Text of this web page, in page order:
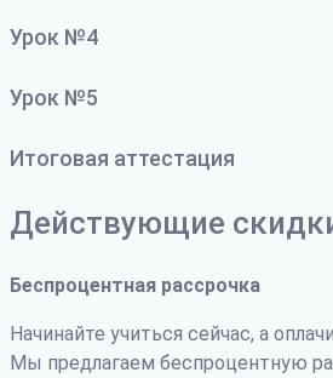
Урок №4
Урок №5
Итоговая аттестация
Действующие
Беспроцентная рассрочка
Начинайте учиться сейчас, а
Мы предлагаем беспроцентную